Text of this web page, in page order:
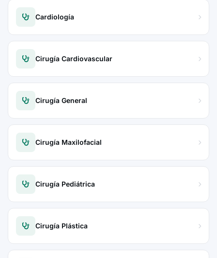
Cardiología
Cirugía Cardiovascular
Cirugía General
Cirugía Maxilofacial
Cirugía Pediátrica
Cirugía Plástica